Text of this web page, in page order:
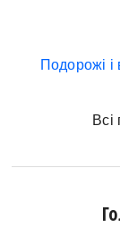
Подорожі і
Всі